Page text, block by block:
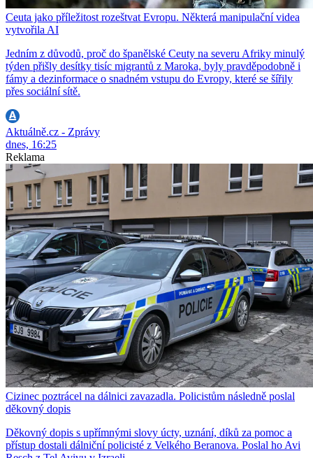
Ceuta jako příležitost rozeštvat Evropu. Některá manipulační videa
vytvořila AI
Jedním z důvodů, proč do španělské Ceuty na severu Afriky minulý
týden přišly desítky tisíc migrantů z Maroka, byly pravděpodobně i
fámy a dezinformace o snadném vstupu do Evropy, které se šířily
přes sociální sítě.
Aktuálně.cz - Zprávy
dnes, 16:25
Reklama
Cizinec poztrácel na dálnici zavazadla. Policistům následně poslal
děkovný dopis
Děkovný dopis s upřímnými slovy úcty, uznání, díků za pomoc a
přístup dostali dálniční policisté z Velkého Beranova. Poslal ho Avi